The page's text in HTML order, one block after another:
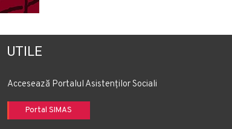
UTILE
Accesează Portalul Asistenților Sociali
Portal SIMAS